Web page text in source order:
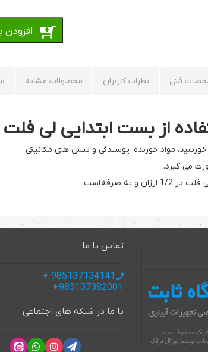
افزودن
فنی نظرات کاربران محصولات مشابه
از بست ابتدایی لی فلت در
خورشید، مواد خورنده، پوسیدگی و تنش های مکانیکی
می گیرد.
و به صرفه است.
تماس با ما
با ما در شبکه های اجتماعی
فراتک محفوظ است
توسط پورتال فراتک